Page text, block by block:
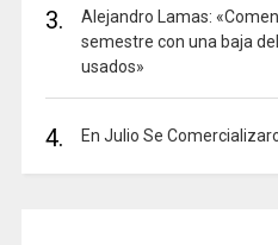
3.
Alejandro Lamas:
semestre con una baja
usados»
4. En Julio Se